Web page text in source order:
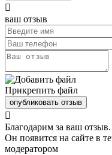

ваш отзыв
Прикрепить файл
опубликовать отзыв

Благодарим за ваш отзыв.
Он появится на сайте в
модератором